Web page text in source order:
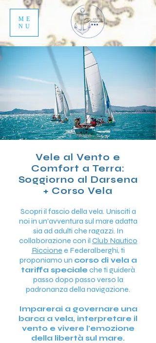
ME
NU
Vele al Vento e
Comfort a Terra:
Soggiorno al Darsena
+ Corso Vela
Scopri il fascio della vela. Unisciti a
noi in un'avventura sul mare adatta
sia ad adulti che ragazzi. In
collaborazione con il Club Nautico
Riccione e Federalberghi, ti
proponiamo un corso di vela a
tariffa speciale che ti guiderà
passo dopo passo verso la
padronanza della navigazione.
Imparerai a governare una
barca a vela, interpretare il
vento e vivere l'emozione
della libertà sul mare.